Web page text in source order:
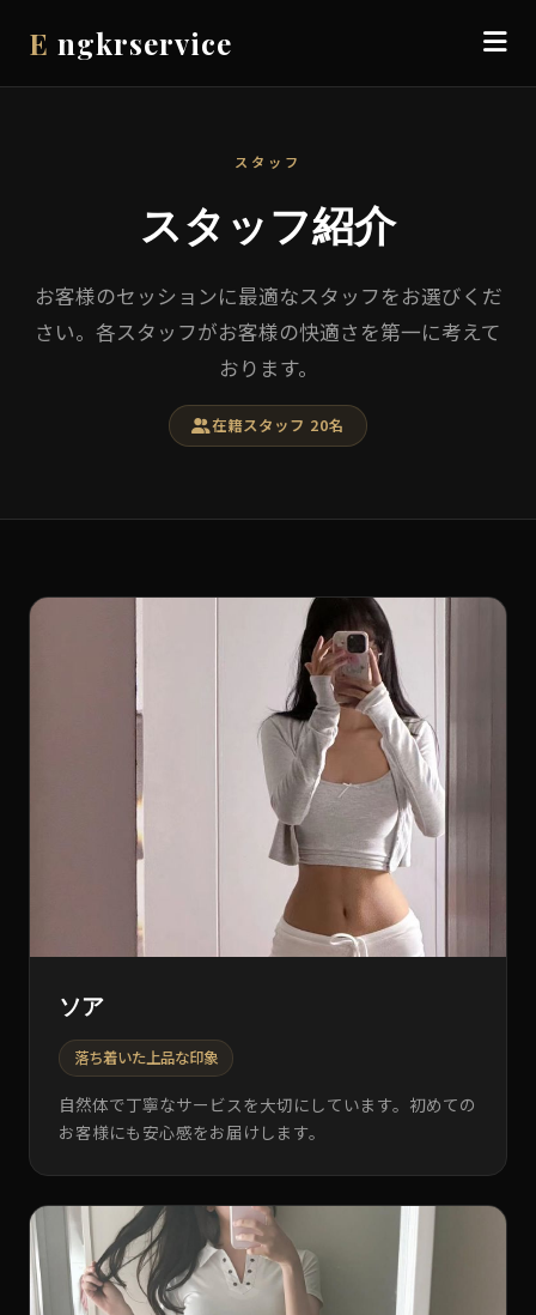
E ngkrservice
スタッフ
スタッフ紹介
お客様のセッションに最適なスタッフをお選びくだ
さい。各スタッフがお客様の快適さを第一に考えて
おります。
在籍スタッフ 20名
ソア
落ち着いた上品な印象
自然体で丁寧なサービスを大切にしています。初めての
お客様にも安心感をお届けします。